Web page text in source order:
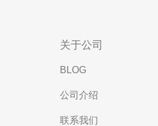
关于公司
BLOG
公司介绍
联系我们